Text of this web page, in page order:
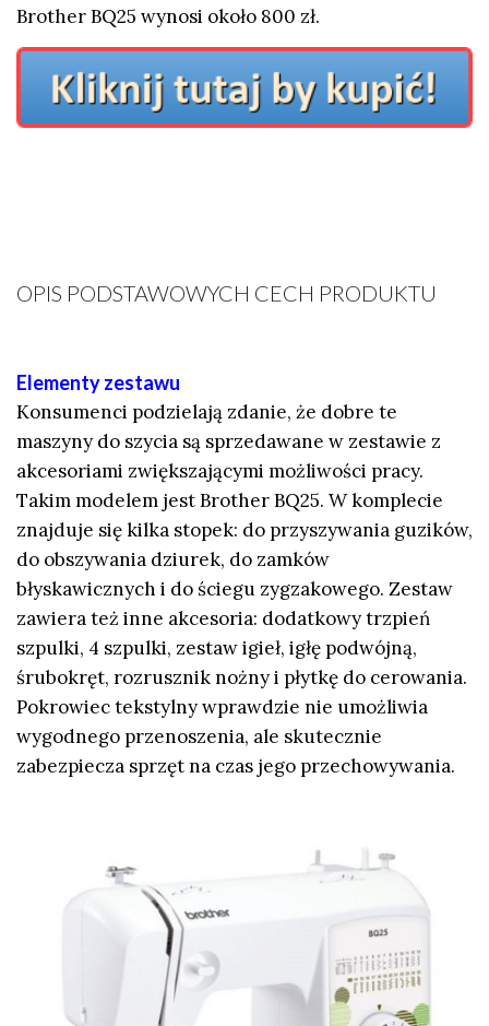
Brother BQ25 wynosi około 800 zł.
OPIS PODSTAWOWYCH CECH PRODUKTU
Elementy zestawu
Konsumenci podzielają zdanie, że dobre te
maszyny do szycia są sprzedawane w zestawie z
akcesoriami zwiększającymi możliwości pracy.
Takim modelem jest Brother BQ25. W komplecie
znajduje się kilka stopek: do przyszywania guzików,
do obszywania dziurek, do zamków
błyskawicznych i do ściegu zygzakowego. Zestaw
zawiera też inne akcesoria: dodatkowy trzpień
szpulki, 4 szpulki, zestaw igieł, igłę podwójną,
śrubokręt, rozrusznik nożny i płytkę do cerowania.
Pokrowiec tekstylny wprawdzie nie umożliwia
wygodnego przenoszenia, ale skutecznie
zabezpiecza sprzęt na czas jego przechowywania.